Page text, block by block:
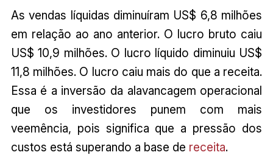
As vendas líquidas diminuíram US$ 6,8 milhões
em relação ao ano anterior. O lucro bruto caiu
US$ 10,9 milhões. O lucro líquido diminuiu US$
11,8 milhões. O lucro caiu mais do que a receita.
Essa é a inversão da alavancagem operacional
que os investidores punem com mais
veemência, pois significa que a pressão dos
custos está superando a base de receita.